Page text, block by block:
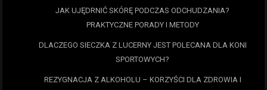
JAK UJĘDRNIĆ SKÓRĘ PODCZAS ODCHUDZANIA?
PRAKTYCZNE PORADY I METODY
DLACZEGO SIECZKA Z LUCERNY JEST POLECANA DLA KONI
SPORTOWYCH?
REZYGNACJA Z ALKOHOLU – KORZYŚCI DLA ZDROWIA I